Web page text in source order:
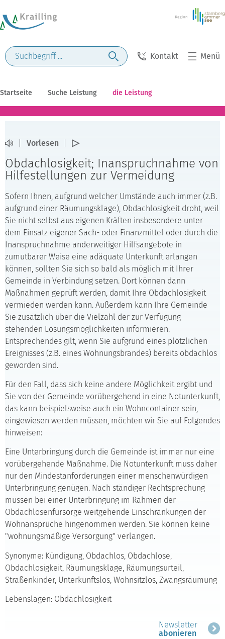
Kontakt Menü
Startseite Suche Leistung die Leistung
Vorlesen
Obdachlosigkeit; Inanspruchnahme von
Hilfestellungen zur Vermeidung
Sofern Ihnen, aufgrund welcher Umstände auch immer (z.B.
aufgrund einer Räumungsklage), Obdachlosigkeit droht, weil
Sie nicht selbst aus eigenen Kräften insbesondere unter
dem Einsatz eigener Sach- oder Finanzmittel oder durch die
Inanspruchnahme anderweitiger Hilfsangebote in
zumutbarer Weise eine adäquate Unterkunft erlangen
können, sollten Sie sich so bald als möglich mit Ihrer
Gemeinde in Verbindung setzen. Dort können dann
Maßnahmen geprüft werden, damit Ihre Obdachlosigkeit
vermieden werden kann. Außerdem kann Ihre Gemeinde
Sie zusätzlich über die Vielzahl der zur Verfügung
stehenden Lösungsmöglichkeiten informieren.
Entsprechendes gilt, wenn Sie aufgrund eines plötzlichen
Ereignisses (z.B. eines Wohnungsbrandes) bereits obdachlos
geworden sind.
Für den Fall, dass sich keine andere Möglichkeit ergibt und
Sie von der Gemeinde vorübergehend in eine Notunterkunft,
das kann beispielsweise auch ein Wohncontainer sein,
eingewiesen werden müssen, möchten wir Sie auf Folgendes
hinweisen:
Eine Unterbringung durch die Gemeinde ist immer nur eine
vorübergehende Maßnahme. Die Notunterkunft muss daher
nur den Mindestanforderungen einer menschenwürdigen
Unterbringung genügen. Nach ständiger Rechtsprechung
müssen bei einer Unterbringung im Rahmen der
Obdachlosenfürsorge weitgehende Einschränkungen der
Wohnansprüche hingenommen werden. Sie können keine
"wohnungsmäßige Versorgung" verlangen.
Synonyme: Kündigung, Obdachlos, Obdachlose,
Obdachlosigkeit, Räumungsklage, Räumungsurteil,
Straßenkinder, Unterkunftslos, Wohnsitzlos, Zwangsräumung
Lebenslagen: Obdachlosigkeit
Newsletter
abonieren